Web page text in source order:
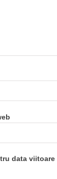
data viitoare